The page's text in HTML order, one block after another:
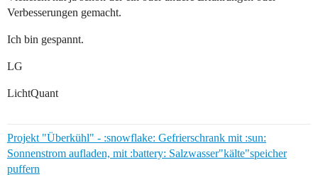
Verbesserungen gemacht.
Ich bin gespannt.
LG
LichtQuant
Projekt "Überkühl" - :snowflake: Gefrierschrank mit :sun:
Sonnenstrom aufladen, mit :battery: Salzwasser"kälte"speicher
puffern